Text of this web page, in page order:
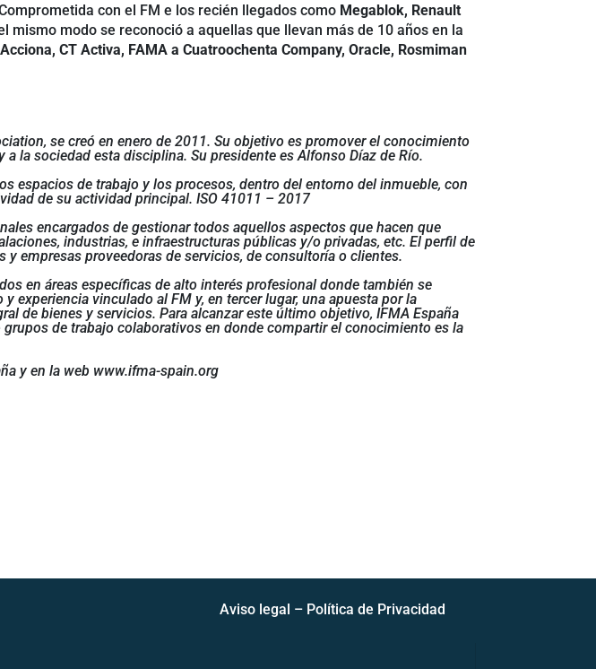
con el FM e los recién llegados como Megablok, Renault
mismo modo se reconoció a aquellas que llevan más de 10 años en la
CT Activa, FAMA a Cuatroochenta Company, Oracle, Rosmiman
se creó en enero de 2011. Su objetivo es promover el conocimiento
la sociedad esta disciplina. Su presidente es Alfonso Díaz de Río.
espacios de trabajo y los procesos, dentro del entorno del inmueble, con
de su actividad principal. ISO 41011 – 2017
encargados de gestionar todos aquellos aspectos que hacen que
industrias, e infraestructuras públicas y/o privadas, etc. El perfil de
empresas proveedoras de servicios, de consultoría o clientes.
en áreas específicas de alto interés profesional donde también se
vinculado al FM y, en tercer lugar, una apuesta por la
de bienes y servicios. Para alcanzar este último objetivo, IFMA España
de trabajo colaborativos en donde compartir el conocimiento es la
y en la web www.ifma-spain.org
Aviso legal – Política de Privacidad